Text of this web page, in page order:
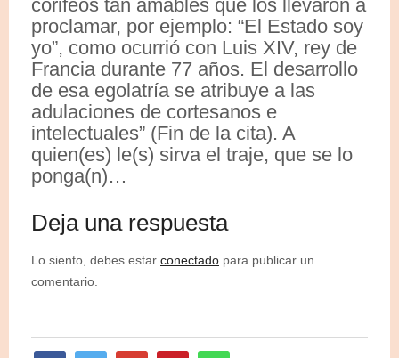
corifeos tan amables que los llevaron a
proclamar, por ejemplo: “El Estado soy
yo”, como ocurrió con Luis XIV, rey de
Francia durante 77 años. El desarrollo
de esa egolatría se atribuye a las
adulaciones de cortesanos e
intelectuales” (Fin de la cita). A
quien(es) le(s) sirva el traje, que se lo
ponga(n)…
Deja una respuesta
Lo siento, debes estar conectado para publicar un
comentario.